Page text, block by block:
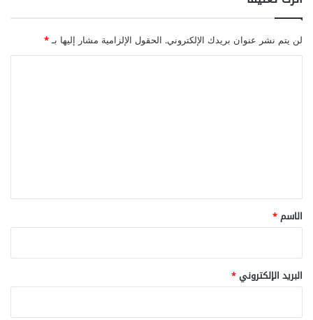
لن يتم نشر عنوان بريدك الإلكتروني. الحقول الإلزامية مشار إليها بـ*
*
الاسم*
البريد الإلكتروني*